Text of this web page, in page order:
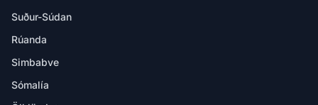
Suður-Súdan
Rúanda
Simbabve
Sómalía